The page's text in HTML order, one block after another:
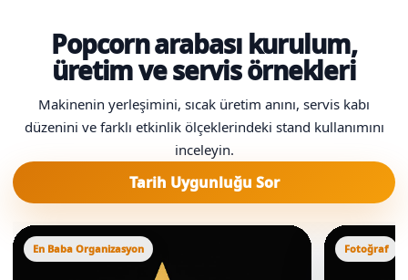
Popcorn arabası kurulum,
üretim ve servis örnekleri
Makinenin yerleşimini, sıcak üretim anını, servis kabı
düzenini ve farklı etkinlik ölçeklerindeki stand kullanımını
inceleyin.
Tarih Uygunluğu Sor
En Baba Organizasyon Fotoğraf